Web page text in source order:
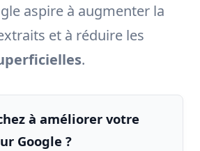
aspire à augmenter la
et à réduire les
.
à améliorer votre
Google ?